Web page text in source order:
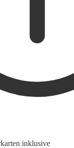
inklusive